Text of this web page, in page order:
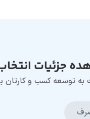
قدرت
جزئیات
توسعه کسب و کارتان